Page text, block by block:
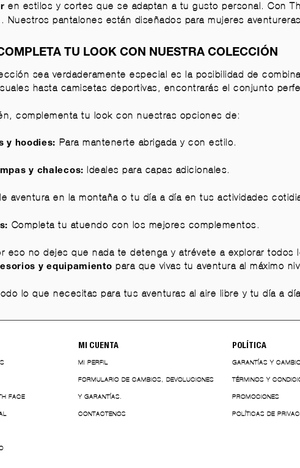
en estilos y cortes que se adaptan a tu gusto personal. Con
Nuestros pantalones están diseñados para mujeres
TU LOOK CON NUESTRA COLECCIÓN
sea verdaderamente especial es la posibilidad de
hasta camisetas deportivas, encontrarás el conjunto
complementa tu look con nuestras opciones de:
y hoodies: Para mantenerte abrigada y con estilo.
y chalecos: Ideales para capas adicionales.
aventura en la montaña o tu día a día en tus actividades
Completa tu atuendo con los mejores complementos.
eso no dejes que nada te detenga y atrévete a explorar
y equipamiento para que vivas tu aventura al máximo
lo que necesitas para tus aventuras al aire libre y tu día a
FACE
MI CUENTA
MI PERFIL
FORMULARIO DE CAMBIOS, DEVOLUCIONES
Y GARANTÍAS.
CONTACTENOS
POLÍTICA
GARANTÍAS Y
TÉRMINOS Y
PROMOCIONES
POLÍTICAS DE